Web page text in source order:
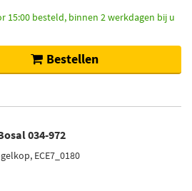
15:00 besteld, binnen 2 werkdagen bij u
Bestellen
034-972
ECE7_0180